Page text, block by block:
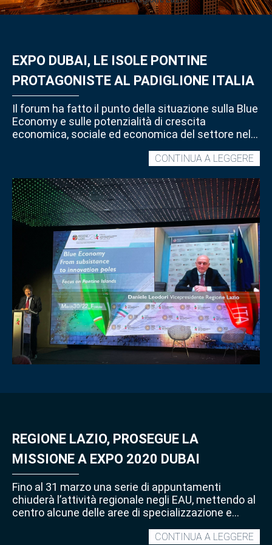
EXPO DUBAI, LE ISOLE PONTINE
PROTAGONISTE AL PADIGLIONE ITALIA
Il forum ha fatto il punto della situazione sulla Blue
Economy e sulle potenzialità di crescita
economica, sociale ed economica del settore nel
grande vettore di innovazione e di sviluppo
CONTINUA A LEGGERE
LE
AL
REGIONE LAZIO, PROSEGUE LA
MISSIONE A EXPO 2020 DUBAI
Fino al 31 marzo una serie di appuntamenti
chiuderà l’attività regionale negli EAU, mettendo al
centro alcune delle aree di specializzazione e
e distretto culturale, sanità smart eCONTINUA A LEGGERE